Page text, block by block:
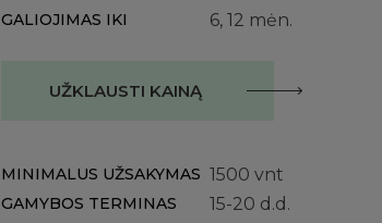
GALIOJIMAS IKI 6, 12 mėn.
UŽKLAUSTI KAINĄ
MINIMALUS UŽSAKYMAS 1500 vnt
GAMYBOS TERMINAS 15-20 d.d.